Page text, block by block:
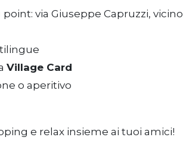
via Giuseppe Capruzzi, vicino
Village Card
o aperitivo
e relax insieme ai tuoi amici!